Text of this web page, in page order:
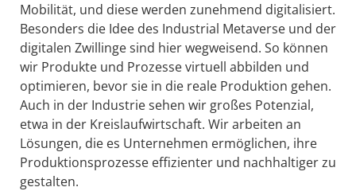
Mobilität, und diese werden zunehmend digitalisiert.
Besonders die Idee des Industrial Metaverse und der
digitalen Zwillinge sind hier wegweisend. So können
wir Produkte und Prozesse virtuell abbilden und
optimieren, bevor sie in die reale Produktion gehen.
Auch in der Industrie sehen wir großes Potenzial,
etwa in der Kreislaufwirtschaft. Wir arbeiten an
Lösungen, die es Unternehmen ermöglichen, ihre
Produktionsprozesse effizienter und nachhaltiger zu
gestalten.